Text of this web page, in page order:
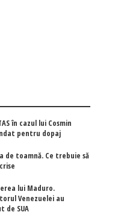
în cazul lui Cosmin
pentru dopaj
de toamnă. Ce trebuie să
lui Maduro.
Venezuelei au
de SUA